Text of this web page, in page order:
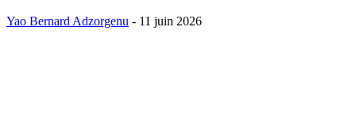
Yao Bernard Adzorgenu - 11 juin 2026